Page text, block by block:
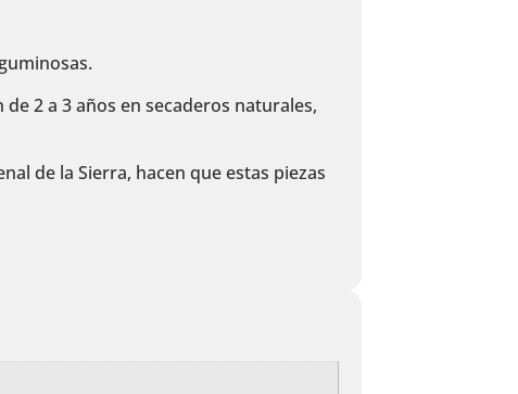
2 a 3 años en secaderos naturales,
de la Sierra, hacen que estas piezas